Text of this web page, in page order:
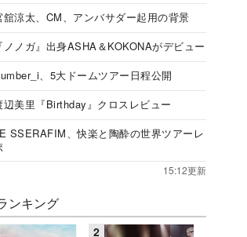
舘涼太、CM、アンバサダー起用の背景
『ノノガ』出身ASHA＆KOKONAがデビュー
、5大ドームツアー日程公開
辺美里『Birthday』クロスレビュー
SSERAFIM、快楽と陶酔の世界ツアーレ
15:12更新
ンキング